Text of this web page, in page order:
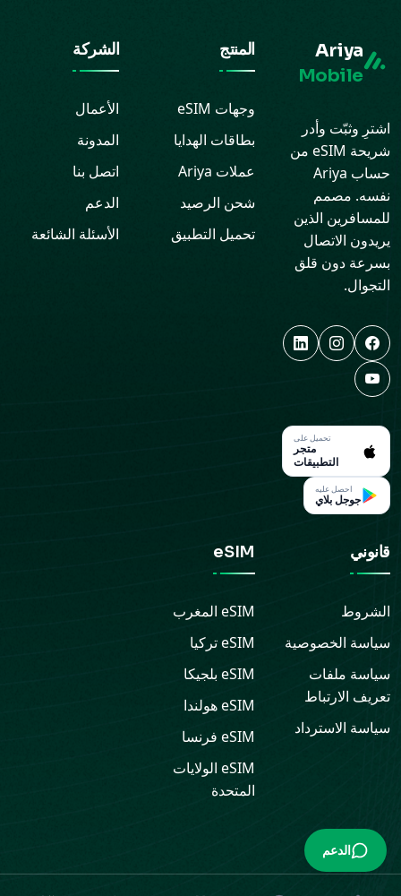
Ariya
Mobile
اشترِ وثبّت وأدر
شريحة eSIM من
حساب Ariya
نفسه. مصمم
للمسافرين الذين
يريدون الاتصال
بسرعة دون قلق
التجوال.
تحميل على
متجر
التطبيقات
احصل عليه
جوجل بلاي
المنتج
وجهات eSIM
بطاقات الهدايا
عملات Ariya
شحن الرصيد
تحميل التطبيق
الشركة
الأعمال
المدونة
اتصل بنا
الدعم
الأسئلة الشائعة
قانوني
الشروط
سياسة الخصوصية
سياسة ملفات
تعريف الارتباط
سياسة الاسترداد
eSIM
eSIM المغرب
eSIMتركيا
eSIM بلجيكا
eSIMهولندا
eSIM فرنسا
eSIM الولايات
المتحدة
الدعم